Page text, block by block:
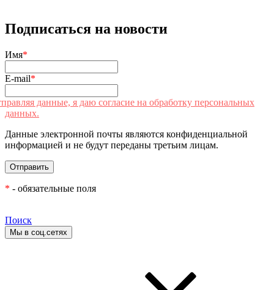
Подписаться на новости
Имя*
E-mail*
данные, я даю согласие на обработку персональных
данных.
Данные электронной почты являются конфиденциальной
информацией и не будут переданы третьим лицам.
* - обязательные поля
Поиск
Мы в соц.сетях